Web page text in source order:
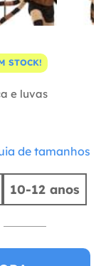
STOCK!
e luvas
de tamanhos
10-12 anos